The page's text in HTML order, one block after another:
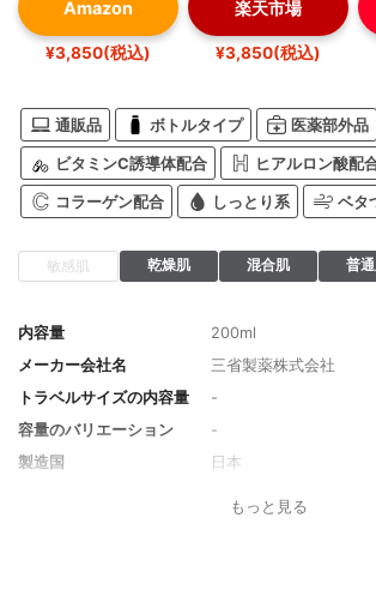
Amazon
¥3,850(税込)
楽天市場
¥3,850(税込)
通販品 ボトルタイプ 医薬部外品
ビタミンC誘導体配合 ヒアルロン酸配
コラーゲン配合 しっとり系 ベタ
敏感肌 乾燥肌 混合肌 普
内容量
200ml
メーカー会社名
三省製薬株式会社
トラベルサイズの内容量
-
容量のバリエーション
-
製造国
日本
ビタミンＣ･２-グルコ
もっと見る